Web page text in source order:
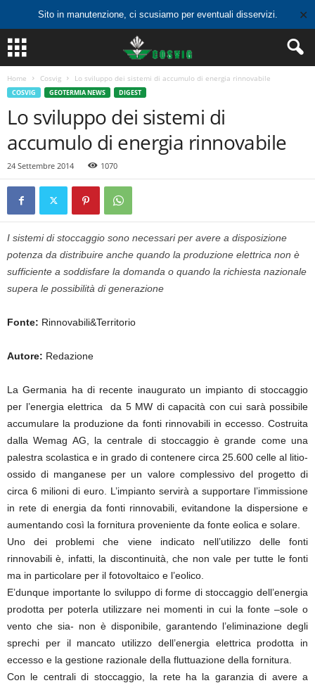
Sito in manutenzione, ci scusiamo per eventuali disservizi. ✕
Home Cosvig Lo sviluppo dei sistemi di accumulo di energia rinnovabile
COSVIG GEOTERMIA NEWS DIGEST
Lo sviluppo dei sistemi di
accumulo di energia rinnovabile
24 Settembre 2014 1070
I sistemi di stoccaggio sono necessari per avere a disposizione
potenza da distribuire anche quando la produzione elettrica non è
sufficiente a soddisfare la domanda o quando la richiesta nazionale
supera le possibilità di generazione
Fonte: Rinnovabili&Territorio
Autore: Redazione
La Germania ha di recente inaugurato un impianto di stoccaggio
per l’energia elettrica da 5 MW di capacità con cui sarà possibile
accumulare la produzione da fonti rinnovabili in eccesso. Costruita
dalla Wemag AG, la centrale di stoccaggio è grande come una
palestra scolastica e in grado di contenere circa 25.600 celle al litio-
ossido di manganese per un valore complessivo del progetto di
circa 6 milioni di euro. L’impianto servirà a supportare l’immissione
in rete di energia da fonti rinnovabili, evitandone la dispersione e
aumentando così la fornitura proveniente da fonte eolica e solare.
Uno dei problemi che viene indicato nell’utilizzo delle fonti
rinnovabili è, infatti, la discontinuità, che non vale per tutte le fonti
ma in particolare per il fotovoltaico e l’eolico.
E’dunque importante lo sviluppo di forme di stoccaggio dell’energia
prodotta per poterla utilizzare nei momenti in cui la fonte –sole o
vento che sia- non è disponibile, garantendo l’eliminazione degli
sprechi per il mancato utilizzo dell’energia elettrica prodotta in
eccesso e la gestione razionale della fluttuazione della fornitura.
Con le centrali di stoccaggio, la rete ha la garanzia di avere a